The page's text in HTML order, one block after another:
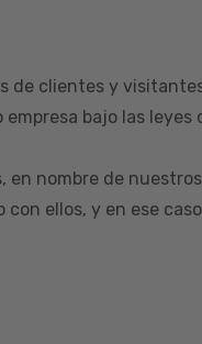
de clientes y
bajo las leyes
en nombre de
ellos, y en ese